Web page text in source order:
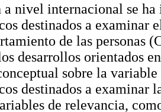
a nivel internacional se
destinados a examinar
de las personas
desarrollos orientados
sobre la
destinados a examinar
de relevancia,